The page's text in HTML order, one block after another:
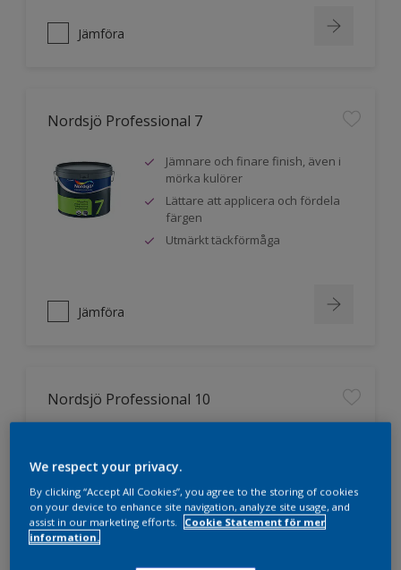
Jämföra
Nordsjö Professional 7
Jämnare och finare finish, även i
mörka kulörer
Lättare att applicera och fördela
färgen
Utmärkt täckförmåga
Jämföra
Nordsjö Professional 10
Lättare att applicera och fördela
färgen
Utmärkt täckförmåga
We respect your privacy.
By clicking “Accept All Cookies”, you agree to the storing of cookies
on your device to enhance site navigation, analyze site usage, and
assist in our marketing efforts.
Cookie Statement för mer
information.